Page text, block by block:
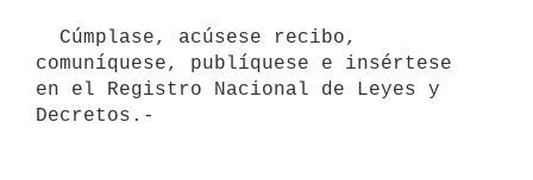
comuníquese, publíquese e insértese
en el Registro Nacional de Leyes y
Decretos.-